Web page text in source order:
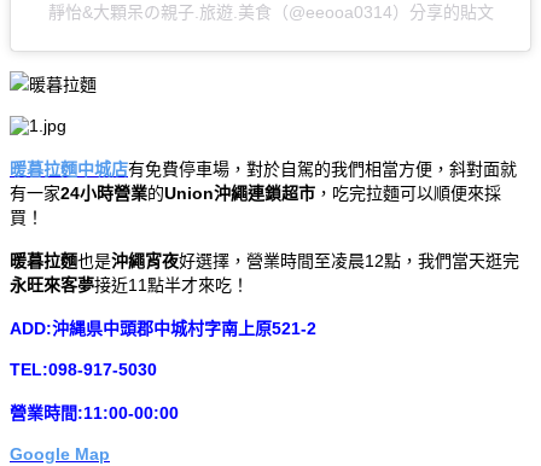
靜怡&大顆呆の親子.旅遊.美食（@eeooa0314）分享的貼文
暖暮拉麵中城店有免費停車場，對於自駕的我們相當方便，斜對面就
有一家24小時營業的Union沖繩連鎖超市 ，吃完拉麵可以順便來採
買！
暖暮拉麵也是沖繩宵夜好選擇，營業時間至凌晨12點，我們當天逛完
永旺來客夢接近11點半才來吃！
ADD:沖縄県中頭郡中城村字南上原521-2
TEL:098-917-5030
營業時間:11:00-00:00
Google Map